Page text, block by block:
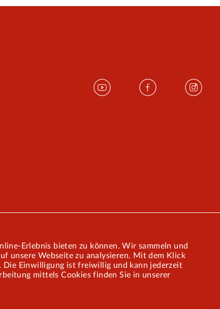
Erlebnis bieten zu können. Wir sammeln und
unsere Webseite zu analysieren. Mit dem Klick
Die Einwilligung ist freiwillig und kann jederzeit
mittels Cookies finden Sie in unserer